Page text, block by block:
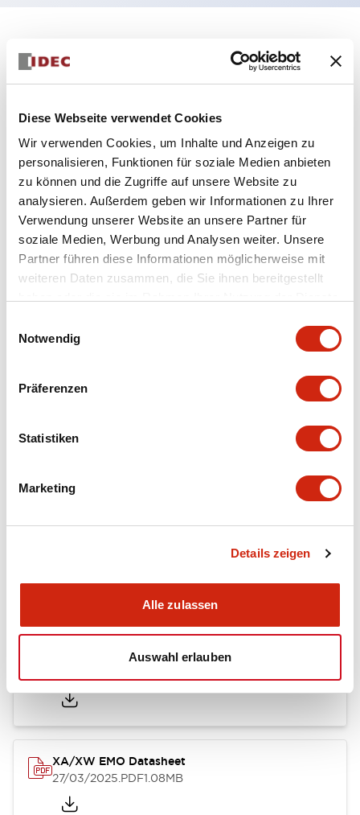
Diese Webseite verwendet Cookies
Wir verwenden Cookies, um Inhalte und Anzeigen zu
personalisieren, Funktionen für soziale Medien anbieten
zu können und die Zugriffe auf unsere Website zu
analysieren. Außerdem geben wir Informationen zu Ihrer
Verwendung unserer Website an unsere Partner für
soziale Medien, Werbung und Analysen weiter. Unsere
Partner führen diese Informationen möglicherweise mit
weiteren Daten zusammen, die Sie ihnen bereitgestellt
Notwendig
Präferenzen
Statistiken
Marketing
Details zeigen
Alle zulassen
Auswahl erlauben
Aesthetic Specifications
Mechanical Specifications
Dokumente und Dateien
Kataloge & Broschüren Bedienungsanleitung
SAPEN01A-D005D058-X.pdf
X Series Datasheet
XA XW & XN Series Sales Brochure
XA/XW EMO Datasheet
27/03/2025.PDF1.08MB